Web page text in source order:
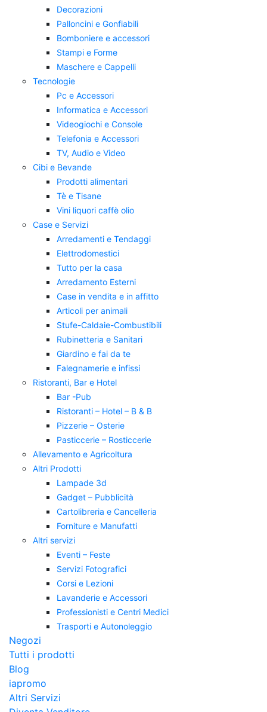
Decorazioni
Palloncini e Gonfiabili
Bomboniere e accessori
Stampi e Forme
Maschere e Cappelli
Tecnologie
Pc e Accessori
Informatica e Accessori
Videogiochi e Console
Telefonia e Accessori
TV, Audio e Video
Cibi e Bevande
Prodotti alimentari
Tè e Tisane
Vini liquori caffè olio
Case e Servizi
Arredamenti e Tendaggi
Elettrodomestici
Tutto per la casa
Arredamento Esterni
Case in vendita e in affitto
Articoli per animali
Stufe-Caldaie-Combustibili
Rubinetteria e Sanitari
Giardino e fai da te
Falegnamerie e infissi
Ristoranti, Bar e Hotel
Bar -Pub
Ristoranti – Hotel – B & B
Pizzerie – Osterie
Pasticcerie – Rosticcerie
Allevamento e Agricoltura
Altri Prodotti
Lampade 3d
Gadget – Pubblicità
Cartolibreria e Cancelleria
Forniture e Manufatti
Altri servizi
Eventi – Feste
Servizi Fotografici
Corsi e Lezioni
Lavanderie e Accessori
Professionisti e Centri Medici
Trasporti e Autonoleggio
Negozi
Tutti i prodotti
Blog
iapromo
Altri Servizi